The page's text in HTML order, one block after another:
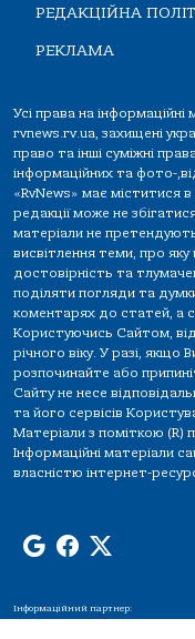
РЕДАКЦІЙНА
РЕКЛАМА
Усі права на інформаційні
rvnews.rv.ua, захищені
право та інші суміжні
інформаційних та фото-
«RvNews» має міститися
редакції може не
матеріали не
висвітлення теми, про яку
достовірність та
поділяти погляди та
коментарях до статей, а
Користуючись Сайтом,
річного віку. У разі, якщо
розпочинайте або
Сайту не несе
та його сервісів
Матеріали з поміткою (R)
Інформаційні матеріали
власністю інтернет-
Інформаційний партнер: